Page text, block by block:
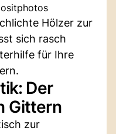
Hölzer zur
sich rasch
für Ihre
Der
Gittern
zur